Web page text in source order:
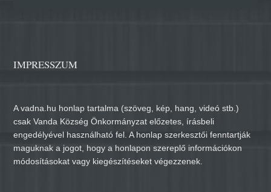
IMPRESSZUM
A vadna.hu honlap tartalma (szöveg, kép, hang, videó stb.)
csak Vanda Község Önkormányzat előzetes, írásbeli
engedélyével használható fel. A honlap szerkesztői fenntartják
maguknak a jogot, hogy a honlapon szereplő információkon
módosításokat vagy kiegészítéseket végezzenek.